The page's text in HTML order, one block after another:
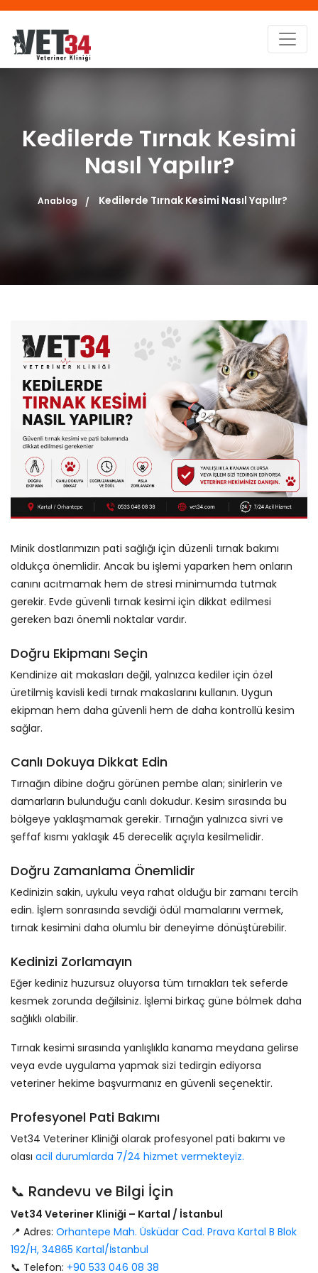
Kedilerde Tırnak Kesimi
Nasıl Yapılır?
Anablog Kedilerde Tırnak Kesimi Nasıl Yapılır?
Minik dostlarımızın pati sağlığı için düzenli tırnak bakımı
oldukça önemlidir. Ancak bu işlemi yaparken hem onların
canını acıtmamak hem de stresi minimumda tutmak
gerekir. Evde güvenli tırnak kesimi için dikkat edilmesi
gereken bazı önemli noktalar vardır.
Doğru Ekipmanı Seçin
Kendinize ait makasları değil, yalnızca kediler için özel
üretilmiş kavisli kedi tırnak makaslarını kullanın. Uygun
ekipman hem daha güvenli hem de daha kontrollü kesim
sağlar.
Canlı Dokuya Dikkat Edin
Tırnağın dibine doğru görünen pembe alan; sinirlerin ve
damarların bulunduğu canlı dokudur. Kesim sırasında bu
bölgeye yaklaşmamak gerekir. Tırnağın yalnızca sivri ve
şeffaf kısmı yaklaşık 45 derecelik açıyla kesilmelidir.
Doğru Zamanlama Önemlidir
Kedinizin sakin, uykulu veya rahat olduğu bir zamanı tercih
edin. İşlem sonrasında sevdiği ödül mamalarını vermek,
tırnak kesimini daha olumlu bir deneyime dönüştürebilir.
Kedinizi Zorlamayın
Eğer kediniz huzursuz oluyorsa tüm tırnakları tek seferde
kesmek zorunda değilsiniz. İşlemi birkaç güne bölmek daha
sağlıklı olabilir.
Tırnak kesimi sırasında yanlışlıkla kanama meydana gelirse
veya evde uygulama yapmak sizi tedirgin ediyorsa
veteriner hekime başvurmanız en güvenli seçenektir.
Profesyonel Pati Bakımı
Vet34 Veteriner Kliniği olarak profesyonel pati bakımı ve
olası acil durumlarda 7/24 hizmet vermekteyiz.
📞 Randevu ve Bilgi İçin
Vet34 Veteriner Kliniği – Kartal / İstanbul
📍 Adres: Orhantepe Mah. Üsküdar Cad. Prava Kartal B Blok
192/H, 34865 Kartal/İstanbul
📞 Telefon: +90 533 046 08 38